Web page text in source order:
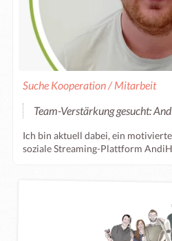
Suche Kooperation / Mitarbeit
Team-Verstärkung gesucht:
Ich bin aktuell dabei, ein
soziale Streaming-Plattform